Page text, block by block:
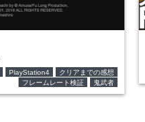
PlayStation4
クリアまでの感想
フレームレート検証
鬼武者